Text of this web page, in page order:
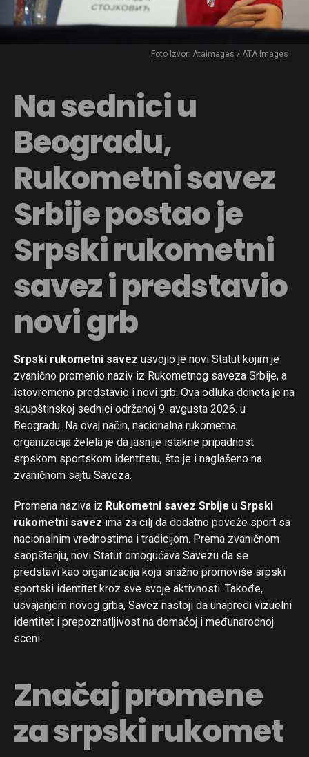
Foto Izvor: Ataimages / ATA Images
Na sednici u
Beogradu,
Rukometni savez
Srbije postao je
Srpski rukometni
savez i predstavio
novi grb
Srpski rukometni savez usvojio je novi Statut kojim je
zvanično promenio naziv iz Rukometnog saveza Srbije, a
istovremeno predstavio i novi grb. Ova odluka doneta je na
skupštinskoj sednici održanoj 9. avgusta 2026. u
Beogradu. Na ovaj način, nacionalna rukometna
organizacija želela je da jasnije istakne pripadnost
srpskom sportskom identitetu, što je i naglašeno na
zvaničnom sajtu Saveza.
Promena naziva iz Rukometni savez Srbije u Srpski
rukometni savez ima za cilj da dodatno poveže sport sa
nacionalnim vrednostima i tradicijom. Prema zvaničnom
saopštenju, novi Statut omogućava Savezu da se
predstavi kao organizacija koja snažno promoviše srpski
sportski identitet kroz sve svoje aktivnosti. Takođe,
usvajanjem novog grba, Savez nastoji da unapredi vizuelni
identitet i prepoznatljivost na domaćoj i međunarodnoj
sceni.
Značaj promene
za srpski rukomet